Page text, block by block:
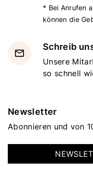
* Bei Anrufen
können die
email
Schreib
Unsere
so schnell
Newsletter
Abonnieren und von